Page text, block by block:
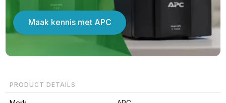
Maak kennis met APC
PRODUCT DETAILS